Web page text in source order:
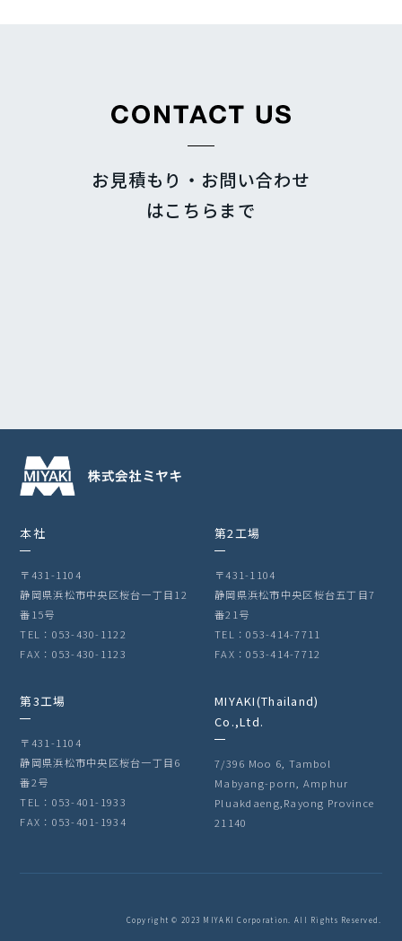
お見積もり・お問い合わせ
はこちらまで
本社
〒431-1104
静岡県浜松市中央区桜台一丁目12
番15号
TEL：053-430-1122
FAX：053-430-1123
第2工場
〒431-1104
静岡県浜松市中央区桜台五丁目7
番21号
TEL：053-414-7711
FAX：053-414-7712
第3工場
〒431-1104
静岡県浜松市中央区桜台一丁目6
番2号
TEL：053-401-1933
FAX：053-401-1934
MIYAKI(Thailand)
Co.,Ltd.
7/396 Moo 6, Tambol
Mabyang-porn, Amphur
Pluakdaeng,Rayong Province
21140
Copyright © 2023 MIYAKI Corporation. All Rights Reserved.